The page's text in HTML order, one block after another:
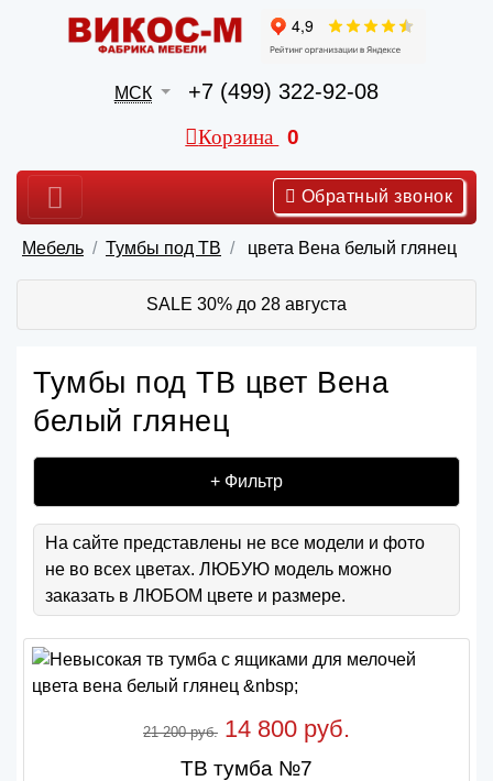
МСК +7 (499) 322-92-08
Корзина 0
Обратный звонок
Мебель Тумбы под ТВ цвета Вена белый глянец
SALE 30% до 28 августа
Тумбы под ТВ цвет Вена
белый глянец
+ Фильтр
На сайте представлены не все модели и фото
не во всех цветах. ЛЮБУЮ модель можно
заказать в ЛЮБОМ цвете и размере.
21 200 руб. 14 800 руб.
ТВ тумба №7